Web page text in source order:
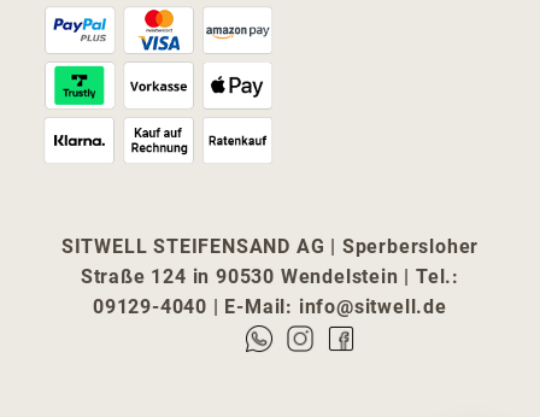
SITWELL STEIFENSAND AG | Sperbersloher
Straße 124 in 90530 Wendelstein | Tel.:
09129-4040 | E-Mail: info@sitwell.de